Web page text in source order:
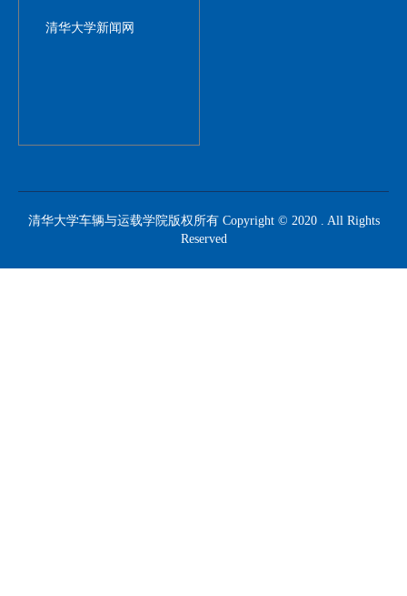
清华大学新闻网
清华大学车辆与运载学院版权所有 Copyright © 2020 . All Rights
Reserved